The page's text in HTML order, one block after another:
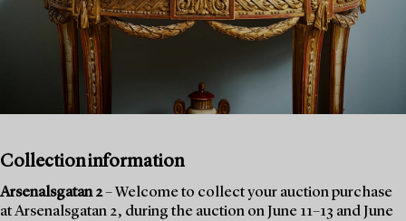
Collection information
Arsenalsgatan 2– Welcome to collect your auction purchase
at Arsenalsgatan 2, during the auction on June 11–13 and June